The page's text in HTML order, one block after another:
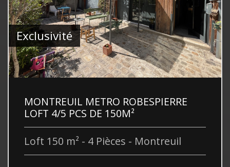
Exclusivité
MONTREUIL METRO ROBESPIERRE
LOFT 4/5 PCS DE 150M²
Loft 150 m² - 4 Pièces - Montreuil